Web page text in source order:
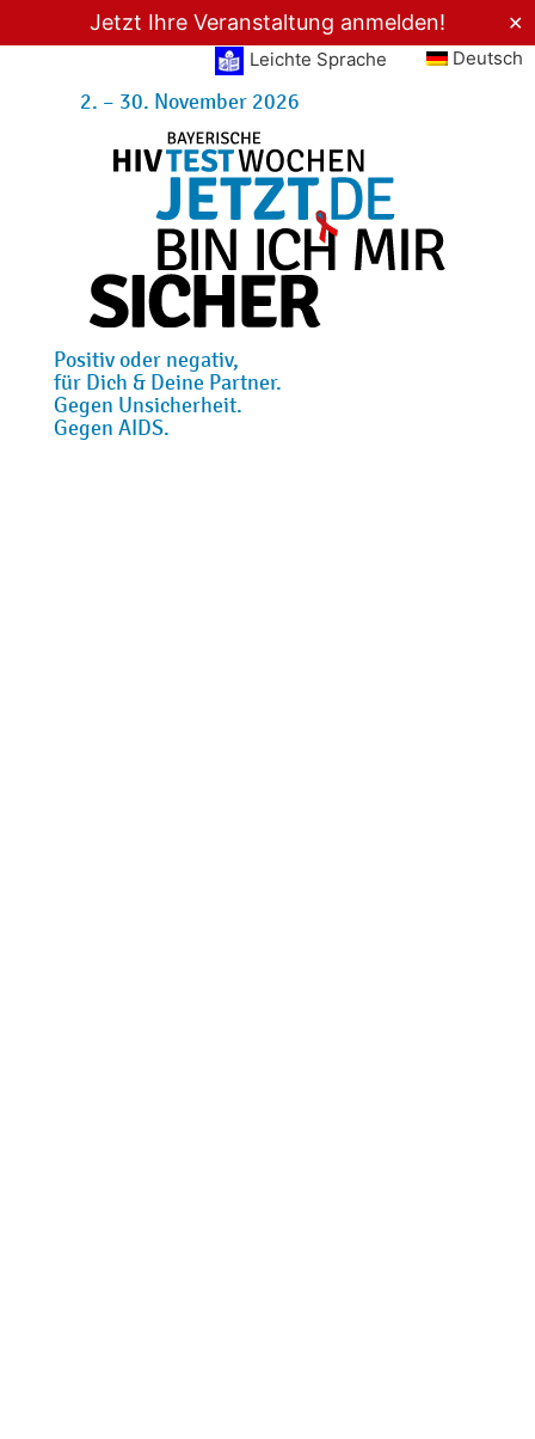
Jetzt Ihre Veranstaltung anmelden!
✕
Leichte Sprache
Deutsch
2. – 30. November 2026
Positiv oder negativ,
für Dich & Deine Partner.
Gegen Unsicherheit.
Gegen AIDS.